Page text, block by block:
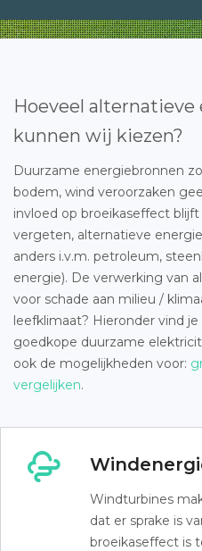
Hoeveel
kunnen wij kiezen?
Duurzame energiebronnen
bodem, wind veroorzaken
invloed op broeikaseffect
vergeten, alternatieve
anders i.v.m. petroleum,
energie). De verwerking van
voor schade aan milieu /
leefklimaat? Hieronder vind
goedkope duurzame
ook de mogelijkheden voor:
vergelijken.
Windturbines
dat er sprake is
broeikaseffect is